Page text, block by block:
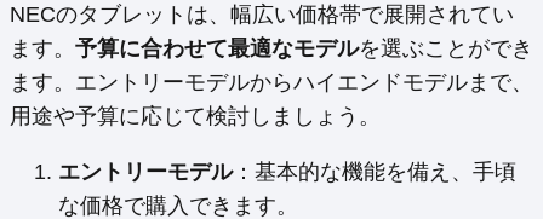
NECのタブレットは、幅広い価格帯で展開されてい
ます。 予算に合わせて最適なモデルを選ぶことができ
ます。エントリーモデルからハイエンドモデルまで、
用途や予算に応じて検討しましょう。
エントリーモデル：基本的な機能を備え、手頃
な価格で購入できます。